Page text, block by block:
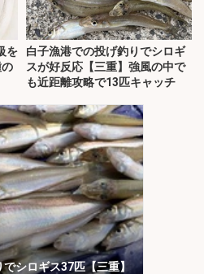
を
白子漁港での投げ釣りでシロギ
スが好反応【三重】強風の中で
も近距離攻略で13匹キャッチ
シロギス37匹【三重】